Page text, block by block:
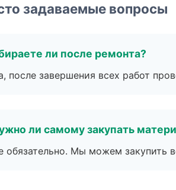
задаваемые вопросы
ли после ремонта?
после завершения всех работ
ли самому закупать
обязательно. Мы можем закупить